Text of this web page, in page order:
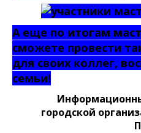
А еще по итогам
сможете провести
для своих коллег,
семьи!
городской